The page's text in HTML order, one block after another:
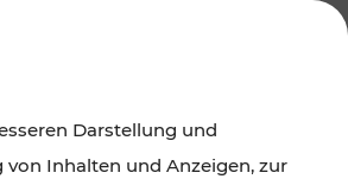
Darstellung und
von Inhalten und Anzeigen, zur